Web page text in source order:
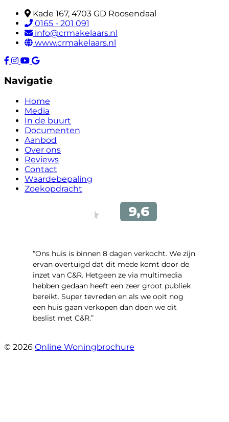
Kade 167, 4703 GD Roosendaal
0165 - 201 091
info@crmakelaars.nl
www.crmakelaars.nl
Navigatie
Home
Media
In de buurt
Documenten
Aanbod
Over ons
Reviews
Contact
Waardebepaling
Zoekopdracht
“Ons huis is binnen 8 dagen verkocht. We zijn
ervan overtuigd dat dit mede komt door de
inzet van C&R. Hetgeen ze via multimedia
hebben gedaan heeft een zeer groot publiek
bereikt. Super tevreden en als we ooit nog
een huis gaan verkopen dan doen we dit
beslist met C&R.”
© 2026 Online Woningbrochure